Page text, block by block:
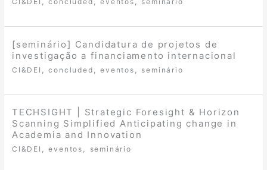
[seminário] Candidatura de projetos de
investigação a financiamento internacional
CI&DEI ,concluded ,eventos seminário
TECHSIGHT | Strategic Foresight & Horizon
Scanning Simplified Anticipating change in
Academia and Innovation
CI&DEI ,eventos seminário